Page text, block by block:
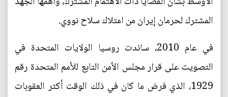
المشترك لحرمان إيران من امتلاك سلاح نووي.
في عام 2010، ساندت روسيا الولايات المتحدة في
التصويت على قرار مجلس الأمن التابع للأمم المتحدة رقم
1929، الذي فرض ما كان في ذلك الوقت أكثر العقوبات